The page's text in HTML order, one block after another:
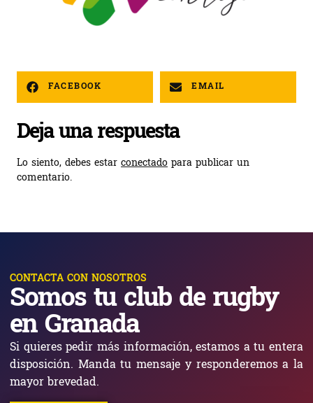
FACEBOOK EMAIL
Deja una respuesta
Lo siento, debes estar conectado para publicar un
comentario.
CONTACTA CON NOSOTROS
Somos tu club de rugby
en Granada
Si quieres pedir más información, estamos a tu entera
disposición. Manda tu mensaje y responderemos a la
mayor brevedad.